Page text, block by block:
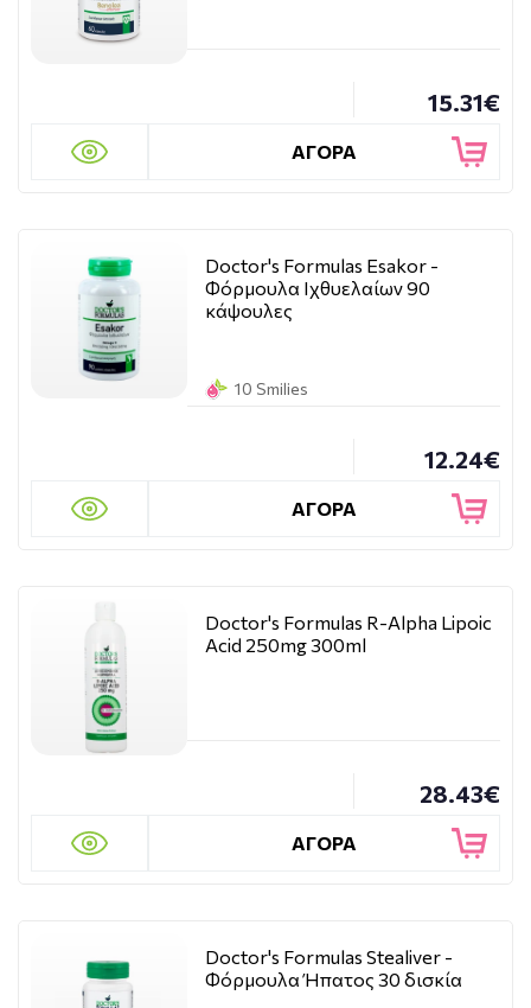
15.31€
ΑΓΟΡΑ
Doctor's Formulas Esakor -
Φόρμουλα Ιχθυελαίων 90
κάψουλες
10 Smilies
12.24€
ΑΓΟΡΑ
Doctor's Formulas R-Alpha Lipoic
Acid 250mg 300ml
28.43€
ΑΓΟΡΑ
Doctor's Formulas Stealiver -
Φόρμουλα Ήπατος 30 δισκία